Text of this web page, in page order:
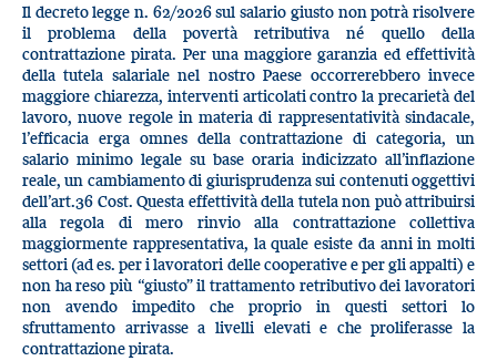
Il decreto legge n. 62/2026 sul salario giusto non potrà risolvere
il problema della povertà retributiva né quello della
contrattazione pirata. Per una maggiore garanzia ed effettività
della tutela salariale nel nostro Paese occorrerebbero invece
maggiore chiarezza, interventi articolati contro la precarietà del
lavoro, nuove regole in materia di rappresentatività sindacale,
l’efficacia erga omnes della contrattazione di categoria, un
salario minimo legale su base oraria indicizzato all’inflazione
reale, un cambiamento di giurisprudenza sui contenuti oggettivi
dell’art.36 Cost. Questa effettività della tutela non può attribuirsi
alla regola di mero rinvio alla contrattazione collettiva
maggiormente rappresentativa, la quale esiste da anni in molti
settori (ad es. per i lavoratori delle cooperative e per gli appalti) e
non ha reso più “giusto” il trattamento retributivo dei lavoratori
non avendo impedito che proprio in questi settori lo
sfruttamento arrivasse a livelli elevati e che proliferasse la
contrattazione pirata.